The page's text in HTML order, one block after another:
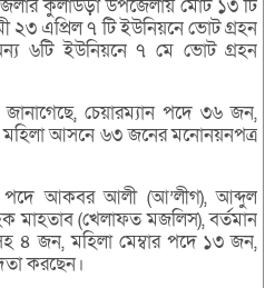
কুলাউড়া উপজেলায় মোট ১৩ টি
এপ্রিল ৭ টি ইউনিয়নে ভোট গ্রহন
৬টি ইউনিয়নে ৭ মে ভোট গ্রহন
জানাগেছে, চেয়ারম্যান পদে ৩৬ জন,
মহিলা আসনে ৬৩ জনের মনোনয়নপত্র
পদে আকবর আলী (আ’লীগ), আব্দুল
মাহতাব (খেলাফত মজলিস), বর্তমান
৪ জন, মহিলা মেম্বার পদে ১৩ জন,
করছেন।